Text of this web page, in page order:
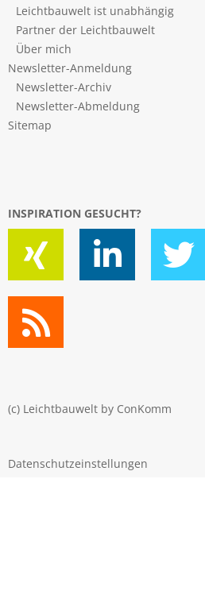
Leichtbauwelt ist unabhängig
Partner der Leichtbauwelt
Über mich
Newsletter-Anmeldung
Newsletter-Archiv
Newsletter-Abmeldung
Sitemap
INSPIRATION GESUCHT?
(c) Leichtbauwelt by ConKomm
Datenschutzeinstellungen